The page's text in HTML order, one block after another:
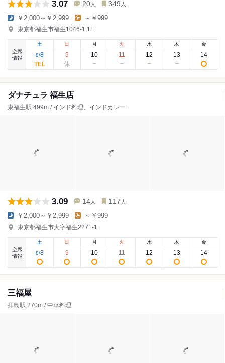
3.07 20 人 349 人
￥2,000～￥2,999 ～￥999
東京都福生市福生1046-1 1F
空席
情報
土
8/8
日
9
月
10
火
11
水
12
木
13
金
14
ダナチュラ 福生店
東福生駅 499m / インド料理、インドカレー
3.09 14 人 117 人
￥2,000～￥2,999 ～￥999
東京都福生市大字福生2271-1
空席
情報
土
8/8
日
9
月
10
火
11
水
12
木
13
金
14
三福屋
拝島駅 270m / 中華料理